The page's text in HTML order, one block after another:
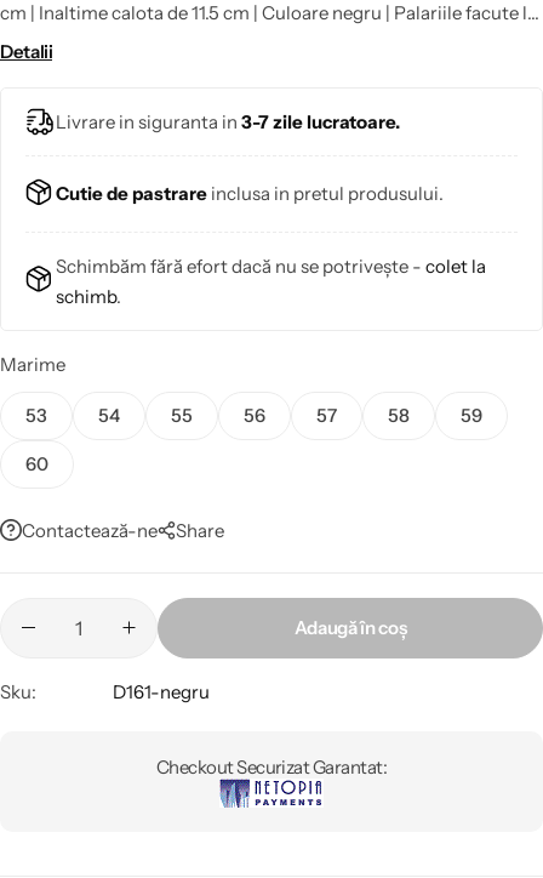
cm | Inaltime calota de 11.5 cm | Culoare negru | Palariile facute la
comanda in marimi foarte mici sau foarte mari, nu beneficiaza de
Detalii
Livrare in siguranta in 3-7 zile lucratoare.
Cutie de pastrare inclusa in pretul produsului.
Schimbăm fără efort dacă nu se potrivește - colet la
schimb.
Marime
53 54 55 56 57 58 59
60
Contactează-ne Share
Adaugă în coș
Sku: D161-negru
Checkout Securizat Garantat: